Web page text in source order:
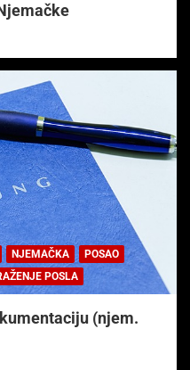
NJEMAČKA
POSAO
POSLA
(njem.